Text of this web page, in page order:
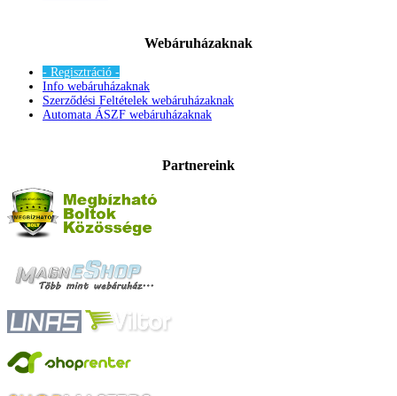
Webáruházaknak
- Regisztráció -
Info webáruházaknak
Szerződési Feltételek webáruházaknak
Automata ÁSZF webáruházaknak
Partnereink